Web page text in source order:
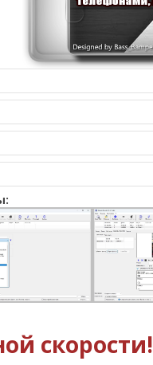
скорости!